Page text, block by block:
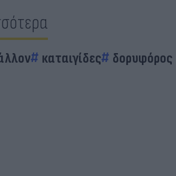
καταιγίδες
δορυφόρος